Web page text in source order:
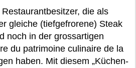
die als
gleiche (tiefgefrorene) Steak
noch in der grossartigen
du patrimoine culinaire de la
haben. Mit diesem „Küchen-